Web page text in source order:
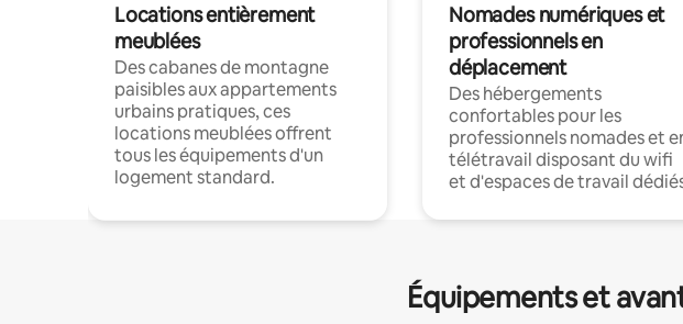
Locations entièrement
meublées
Des cabanes de montagne
paisibles aux appartements
urbains pratiques, ces
locations meublées offrent
tous les équipements d'un
logement standard.
Nomades numériques et
professionnels en
déplacement
Des hébergements
confortables pour les
professionnels nomades et
télétravail disposant du wifi
et d'espaces de travail
Équipements et